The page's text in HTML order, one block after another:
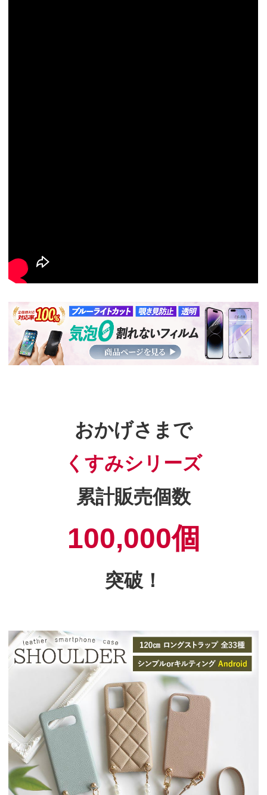
おかげさまで
くすみシリーズ
累計販売個数
100,000個
突破！